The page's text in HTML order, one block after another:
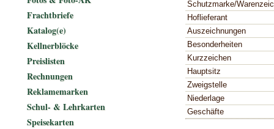
Schutzmarke/
Hoflieferant
Auszeichnungen
Besonderheiten
Kurzzeichen
Hauptsitz
Zweigstelle
Niederlage
Geschäfte
Frachtbriefe
Katalog(e)
Kellnerblöcke
Preislisten
Rechnungen
Reklamemarken
Schul- & Lehrkarten
Speisekarten